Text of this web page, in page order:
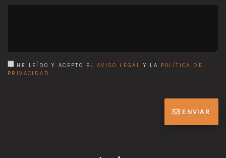
HE LEÍDO Y ACEPTO EL AVISO LEGAL Y LA
POLÍTICA DE
PRIVACIDAD
ENVIAR